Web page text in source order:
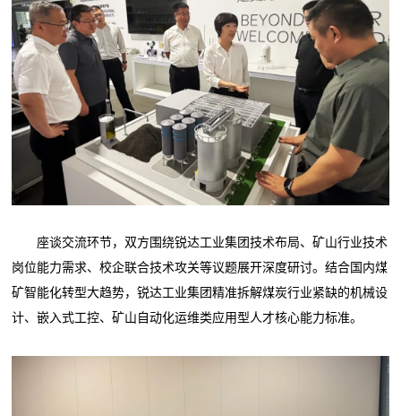
座谈交流环节，双方围绕锐达工业集团技术布局、矿山行业技术
岗位能力需求、校企联合技术攻关等议题展开深度研讨。结合国内煤
矿智能化转型大趋势，锐达工业集团精准拆解煤炭行业紧缺的机械设
计、嵌入式工控、矿山自动化运维类应用型人才核心能力标准。